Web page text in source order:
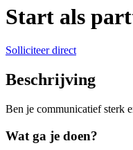
Start als
Solliciteer direct
Beschrijving
Ben je communicatief sterk
Wat ga je doen?